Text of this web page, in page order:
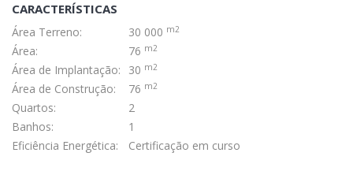
CARACTERÍSTICAS
Área Terreno: 30 000 m2
Área: 76 m2
Área de Implantação: 30 m2
Área de Construção: 76 m2
Quartos:
2
Banhos:
1
Eficiência Energética:
Certificação em curso